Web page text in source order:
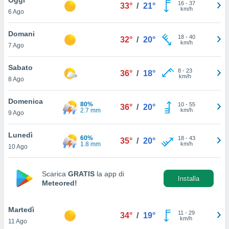
è
al sito
di
ci
di
il
un
la
nella
6 Ago
33° / 21° 16- 37
km/h
Domani
7 Ago
32° / 20° 18- 40
km/h
Sabato
8 Ago
36° / 18° 8- 23
km/h
Domenica
9 Ago
80%
2.7 mm
36° / 20° 10- 55
km/h
Lunedì
10 Ago
60%
1.8 mm
35° / 20° 18- 43
km/h
Scarica GRATIS la app di
Meteored!
Installa
Martedì
11 Ago
34° / 19° 11 - 29
km/h